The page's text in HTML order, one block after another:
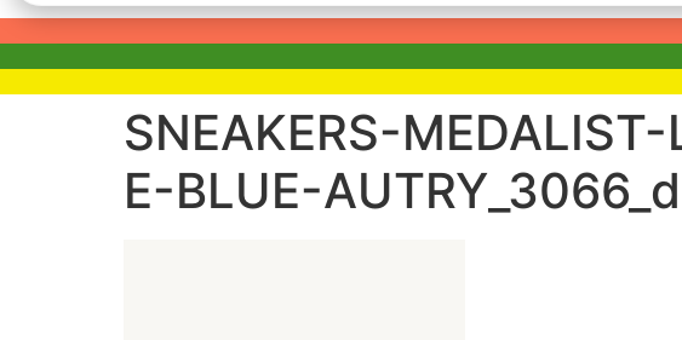
SNEAKERS-
E-BLUE-